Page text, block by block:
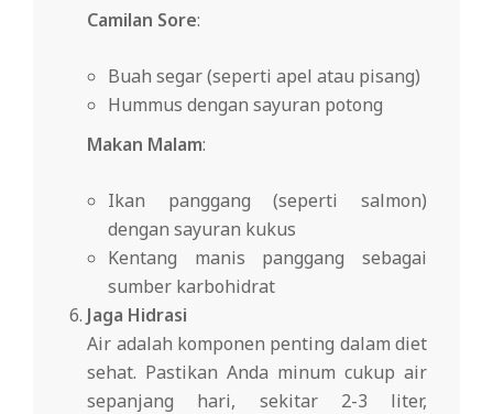
Camilan Sore:
Buah segar (seperti apel atau pisang)
Hummus dengan sayuran potong
Makan Malam:
Ikan panggang (seperti salmon)
dengan sayuran kukus
Kentang manis panggang sebagai
sumber karbohidrat
Jaga Hidrasi
Air adalah komponen penting dalam diet
sehat. Pastikan Anda minum cukup air
sepanjang hari, sekitar 2-3 liter,